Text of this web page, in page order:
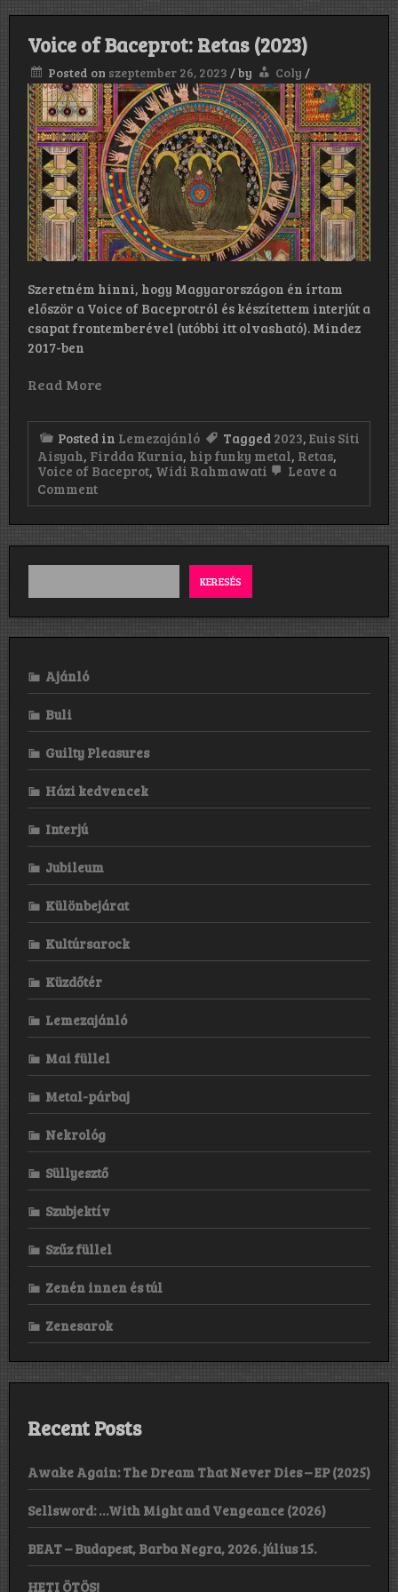
Voice of Baceprot: Retas (2023)
Posted on szeptember 26, 2023 /by Coly /
Szeretném hinni, hogy Magyarországon én írtam
először a Voice of Baceprotról és készítettem interjút a
csapat frontemberével (utóbbi itt olvasható). Mindez
2017-ben
Read More
Posted in Lemezajánló Tagged 2023, Euis Siti
Aisyah, Firdda Kurnia, hip funky metal, Retas,
Voice of Baceprot, Widi Rahmawati
Leave a
Commenton
Voice
Retas
(2023)
KERESÉS
Ajánló
Buli
Guilty Pleasures
Házi kedvencek
Interjú
Jubileum
Különbejárat
Kultúrsarock
Küzdőtér
Lemezajánló
Mai füllel
Metal-párbaj
Nekrológ
Süllyesztő
Szubjektív
Szűz füllel
Zenén innen és túl
Zenesarok
Recent Posts
Awake Again: The Dream That Never Dies – EP (2025)
Sellsword: …With Might and Vengeance (2026)
BEAT – Budapest, Barba Negra, 2026. július 15.
HETI ÖTÖS!